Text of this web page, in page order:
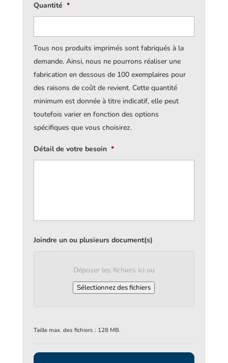
Quantité *
Tous nos produits imprimés sont fabriqués à la
demande. Ainsi, nous ne pourrons réaliser une
fabrication en dessous de 100 exemplaires pour
des raisons de coût de revient. Cette quantité
minimum est donnée à titre indicatif, elle peut
toutefois varier en fonction des options
spécifiques que vous choisirez.
Détail de votre besoin *
Joindre un ou plusieurs document(s)
Déposer les fichiers ici ou
Sélectionnez des fichiers
Taille max. des fichiers : 128 MB.